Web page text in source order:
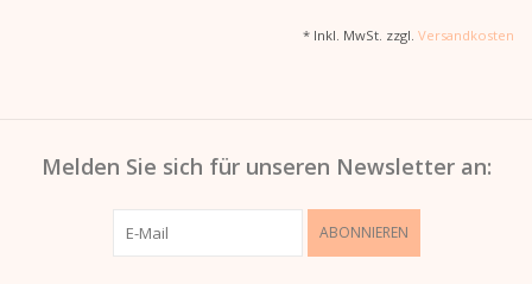
* Inkl. MwSt. zzgl. Versandkosten
Melden Sie sich für unseren Newsletter an:
ABONNIEREN